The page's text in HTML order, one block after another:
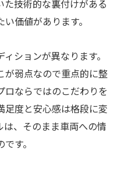
技術的な裏付けがある
価値があります。
ションが異なります。
が弱点なので重点的に整
ならではのこだわりを
足度と安心感は格段に変
、そのまま車両への情
す。